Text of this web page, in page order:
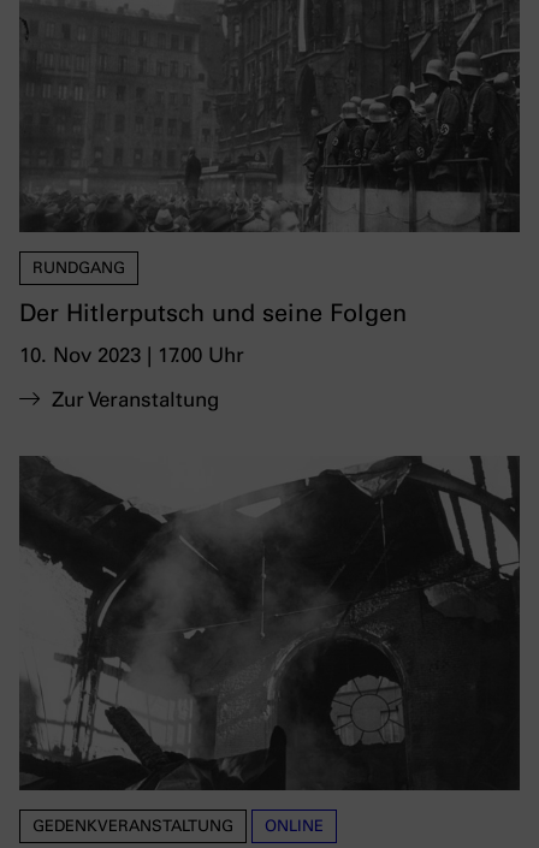
RUNDGANG
Der Hitlerputsch und seine Folgen
10. Nov 2023 | 17.00 Uhr
Zur Veranstaltung
GEDENKVERANSTALTUNG ONLINE